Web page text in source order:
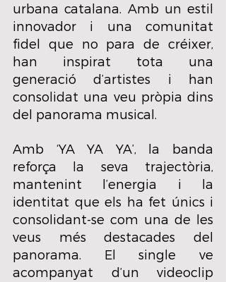
urbana catalana. Amb un estil
innovador i una comunitat
fidel que no para de créixer,
han inspirat tota una
generació d’artistes i han
consolidat una veu pròpia dins
del panorama musical.
Amb ‘YA YA YA’, la banda
reforça la seva trajectòria,
mantenint l’energia i la
identitat que els ha fet únics i
consolidant-se com una de les
veus més destacades del
panorama. El single ve
acompanyat d’un videoclip